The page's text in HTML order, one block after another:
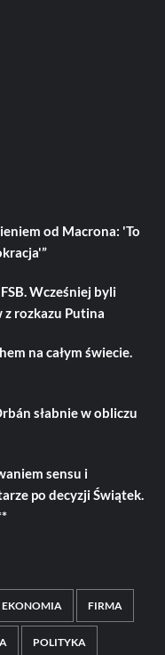
od Macrona: 'To
Wcześniej byli
rozkazu Putina
na całym świecie.
słabnie w obliczu
sensu i
po decyzji Świątek.
EKONOMIA FIRMA
POLITYKA